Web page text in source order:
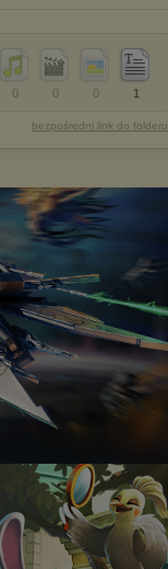
1
0
0
0
bezpośredni link do folderu